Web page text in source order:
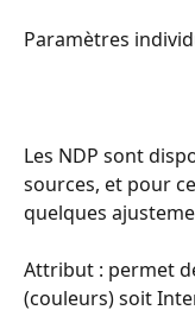
Paramètres
Les NDP sont
sources, et pour
quelques
Attribut : permet
(couleurs) soit